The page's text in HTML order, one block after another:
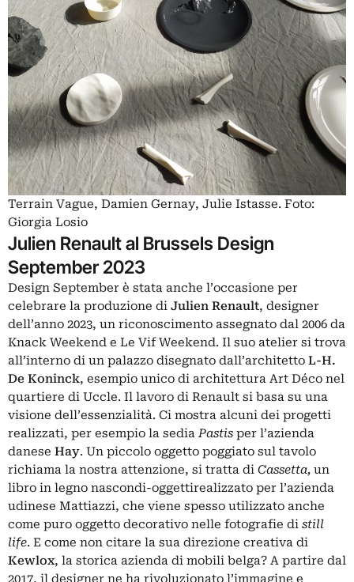
Terrain Vague, Damien Gernay, Julie Istasse. Foto:
Giorgia Losio
Julien Renault al Brussels Design
September 2023
Design September è stata anche l’occasione per
celebrare la produzione di Julien Renault, designer
dell’anno 2023, un riconoscimento assegnato dal 2006 da
Knack Weekend e Le Vif Weekend. Il suo atelier si trova
all’interno di un palazzo disegnato dall’architetto L-H.
De Koninck, esempio unico di architettura Art Déco nel
quartiere di Uccle. Il lavoro di Renault si basa su una
visione dell’essenzialità. Ci mostra alcuni dei progetti
realizzati, per esempio la sediaPastis per l’azienda
danese Hay. Un piccolo oggetto poggiato sul tavolo
richiama la nostra attenzione, si tratta di Cassetta, un
libro in legno nascondi-oggettirealizzato per l’azienda
udinese Mattiazzi, che viene spesso utilizzato anche
come puro oggetto decorativo nelle fotografie di still
life. E come non citare la sua direzione creativa di
Kewlox, la storica azienda di mobili belga? A partire dal
2017, il designer ne ha rivoluzionato l’immagine e